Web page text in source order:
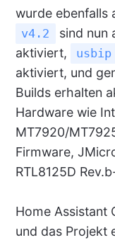
wurde ebenfalls
v4.2
sind nun
aktiviert,
usbip
aktiviert, und
Builds erhalten
Hardware wie
MT7920/
Firmware,
RTL8125D
Home Assistant
und das Projekt